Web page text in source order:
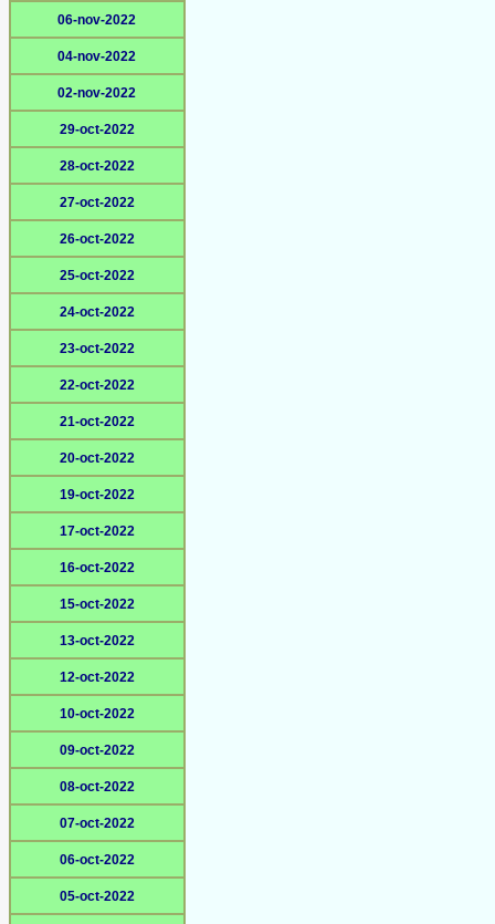
06-nov-2022
04-nov-2022
02-nov-2022
29-oct-2022
28-oct-2022
27-oct-2022
26-oct-2022
25-oct-2022
24-oct-2022
23-oct-2022
22-oct-2022
21-oct-2022
20-oct-2022
19-oct-2022
17-oct-2022
16-oct-2022
15-oct-2022
13-oct-2022
12-oct-2022
10-oct-2022
09-oct-2022
08-oct-2022
07-oct-2022
06-oct-2022
05-oct-2022